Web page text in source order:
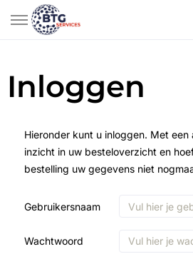
Inloggen
Hieronder kunt u inloggen. Met
inzicht in uw besteloverzicht en
bestelling uw gegevens niet
Gebruikersnaam
Wachtwoord